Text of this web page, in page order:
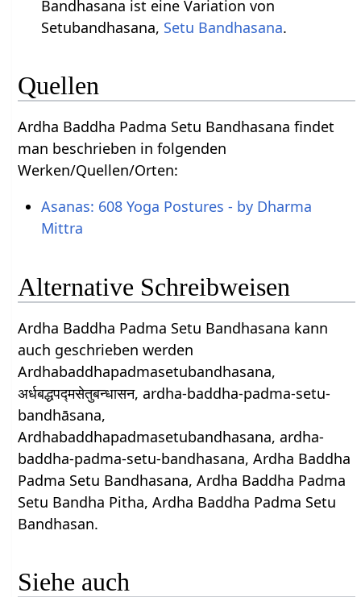
Bandhasana ist eine Variation von
Setubandhasana, Setu Bandhasana.
Quellen
Ardha Baddha Padma Setu Bandhasana findet
man beschrieben in folgenden
Werken/Quellen/Orten:
Asanas: 608 Yoga Postures - by Dharma
Mittra
Alternative Schreibweisen
Ardha Baddha Padma Setu Bandhasana kann
auch geschrieben werden
Ardhabaddhapadmasetubandhasana,
अर्धबद्धपद्मसेतुबन्धासन, ardha-baddha-padma-setu-
bandhāsana,
Ardhabaddhapadmasetubandhasana, ardha-
baddha-padma-setu-bandhasana, Ardha Baddha
Padma Setu Bandhasana, Ardha Baddha Padma
Setu Bandha Pitha, Ardha Baddha Padma Setu
Bandhasan.
Siehe auch